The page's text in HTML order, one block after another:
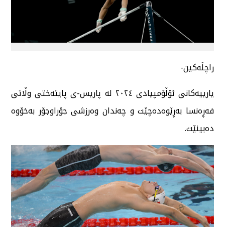
راچڵەکین-
یارییەکانی ئۆڵۆمپیادی ٢٠٢٤ لە پاریس-ی پایتەختی وڵاتی
فەڕەنسا بەڕێوەدەچێت و چەندان وەرزشی جۆراوجۆر بەخۆوە
دەبینێت.